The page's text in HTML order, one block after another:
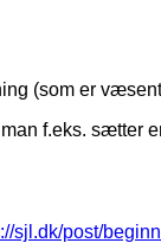
(som er
f.eks.
sjl.dk/post/